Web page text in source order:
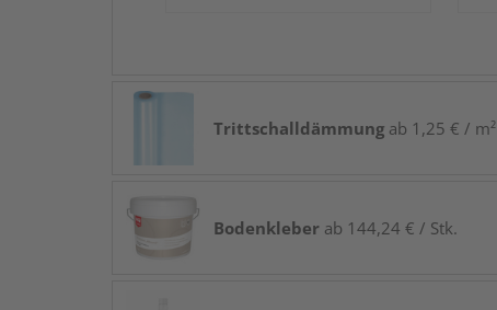
Trittschalldämmung ab 1,25 € / m²
Bodenkleber ab 144,24 € / Stk.